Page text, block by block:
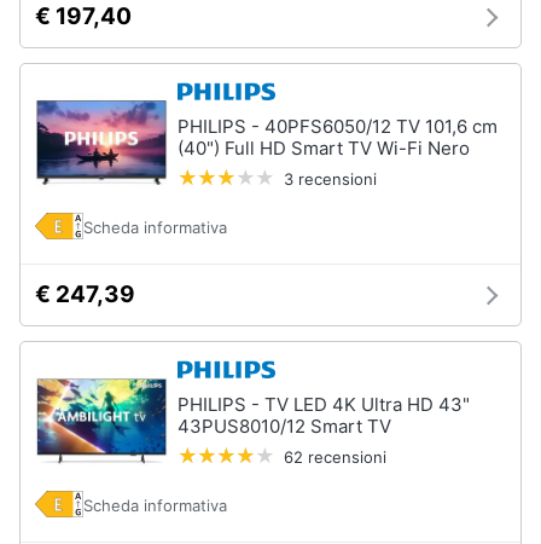
€ 197,40
PHILIPS - 40PFS6050/12 TV 101,6 cm
(40") Full HD Smart TV Wi-Fi Nero
3 recensioni
Scheda informativa
€ 247,39
PHILIPS - TV LED 4K Ultra HD 43"
43PUS8010/12 Smart TV
62 recensioni
Scheda informativa